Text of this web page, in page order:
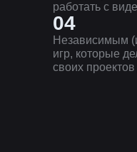
работать с
04
Независимым
игр, которые
своих